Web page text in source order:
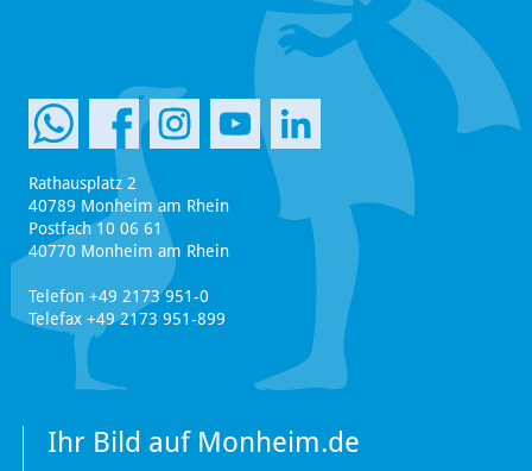
Rathausplatz 2
40789 Monheim am Rhein
Postfach 10 06 61
40770 Monheim am Rhein
Telefon +49 2173 951-0
Telefax +49 2173 951-899
Ihr Bild auf Monheim.de